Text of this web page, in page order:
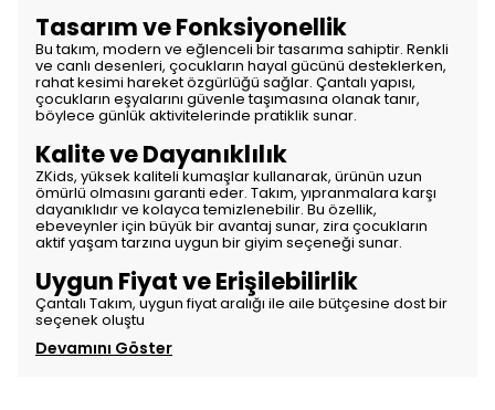
Tasarım ve Fonksiyonellik
Bu takım, modern ve eğlenceli bir tasarıma sahiptir. Renkli
ve canlı desenleri, çocukların hayal gücünü desteklerken,
rahat kesimi hareket özgürlüğü sağlar. Çantalı yapısı,
çocukların eşyalarını güvenle taşımasına olanak tanır,
böylece günlük aktivitelerinde pratiklik sunar.
Kalite ve Dayanıklılık
ZKids, yüksek kaliteli kumaşlar kullanarak, ürünün uzun
ömürlü olmasını garanti eder. Takım, yıpranmalara karşı
dayanıklıdır ve kolayca temizlenebilir. Bu özellik,
ebeveynler için büyük bir avantaj sunar, zira çocukların
aktif yaşam tarzına uygun bir giyim seçeneği sunar.
Uygun Fiyat ve Erişilebilirlik
Çantalı Takım, uygun fiyat aralığı ile aile bütçesine dost bir
seçenek oluştu
Devamını Göster